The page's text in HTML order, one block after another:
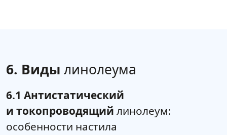
6. Виды линолеума
6.1 Антистатический
и токопроводящий линолеум:
особенности настила